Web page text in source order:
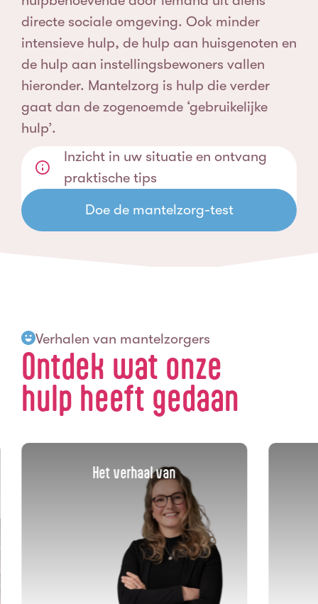
directe sociale omgeving. Ook minder
intensieve hulp, de hulp aan huisgenoten en
de hulp aan instellingsbewoners vallen
hieronder. Mantelzorg is hulp die verder
gaat dan de zogenoemde ‘gebruikelijke
hulp’.
Inzicht in uw situatie en ontvang
praktische tips
Doe de mantelzorg-test
Verhalen van mantelzorgers
Ontdek wat onze
hulp heeft gedaan
Het verhaal van